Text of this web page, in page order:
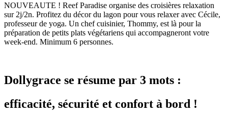
NOUVEAUTE ! Reef Paradise organise des croisières relaxation
sur 2j/2n. Profitez du décor du lagon pour vous relaxer avec Cécile,
professeur de yoga. Un chef cuisinier, Thommy, est là pour la
préparation de petits plats végétariens qui accompagneront votre
week-end. Minimum 6 personnes.
Dollygrace se résume par 3 mots :
efficacité, sécurité et confort à bord !